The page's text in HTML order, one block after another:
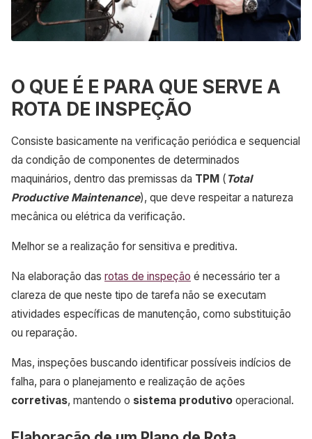
O QUE É E PARA QUE SERVE A
ROTA DE INSPEÇÃO
Consiste basicamente na verificação periódica e sequencial
da condição de componentes de determinados
maquinários, dentro das premissas da TPM ( Total
Productive Maintenance), que deve respeitar a natureza
mecânica ou elétrica da verificação.
Melhor se a realização for sensitiva e preditiva.
Na elaboração das rotas de inspeção é necessário ter a
clareza de que neste tipo de tarefa não se executam
atividades específicas de manutenção, como substituição
ou reparação.
Mas, inspeções buscando identificar possíveis indícios de
falha, para o planejamento e realização de ações
corretivas, mantendo o sistema produtivo operacional.